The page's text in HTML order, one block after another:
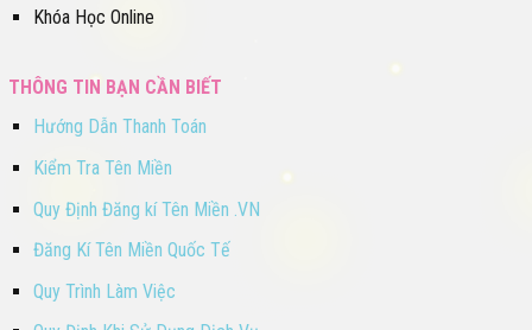
Khóa Học Online
THÔNG TIN BẠN CẦN BIẾT
Hướng Dẫn Thanh Toán
Kiểm Tra Tên Miền
Quy Định Đăng kí Tên Miền .VN
Đăng Kí Tên Miền Quốc Tế
Quy Trình Làm Việc